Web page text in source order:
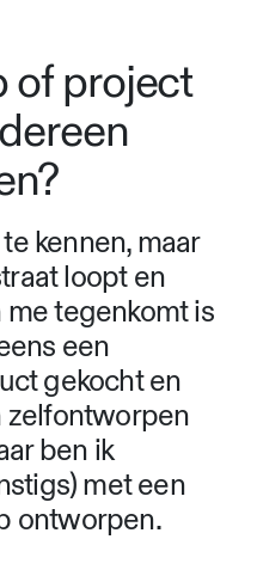
of project
kennen, maar
loopt en
tegenkomt is
een
gekocht en
zelfontworpen
ben ik
met een
ontworpen.